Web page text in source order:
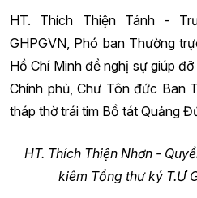
HT. Thích Thiện Tánh -
GHPGVN, Phó ban Thường
Hồ Chí Minh đề nghị sự giúp
Chính phủ, Chư Tôn đức
tháp thờ trái tim Bồ tát Quảng
HT. Thích Thiện Nhơn -
kiêm Tổng thư ký T.Ư